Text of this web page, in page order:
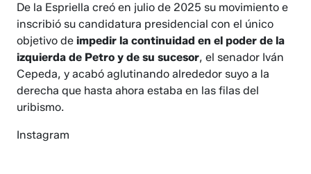
De la Espriella creó en julio de 2025 su movimiento e
inscribió su candidatura presidencial con el único
objetivo de impedir la continuidad en el poder de la
izquierda de Petro y de su sucesor, el senador Iván
Cepeda, y acabó aglutinando alrededor suyo a la
derecha que hasta ahora estaba en las filas del
uribismo.
Instagram